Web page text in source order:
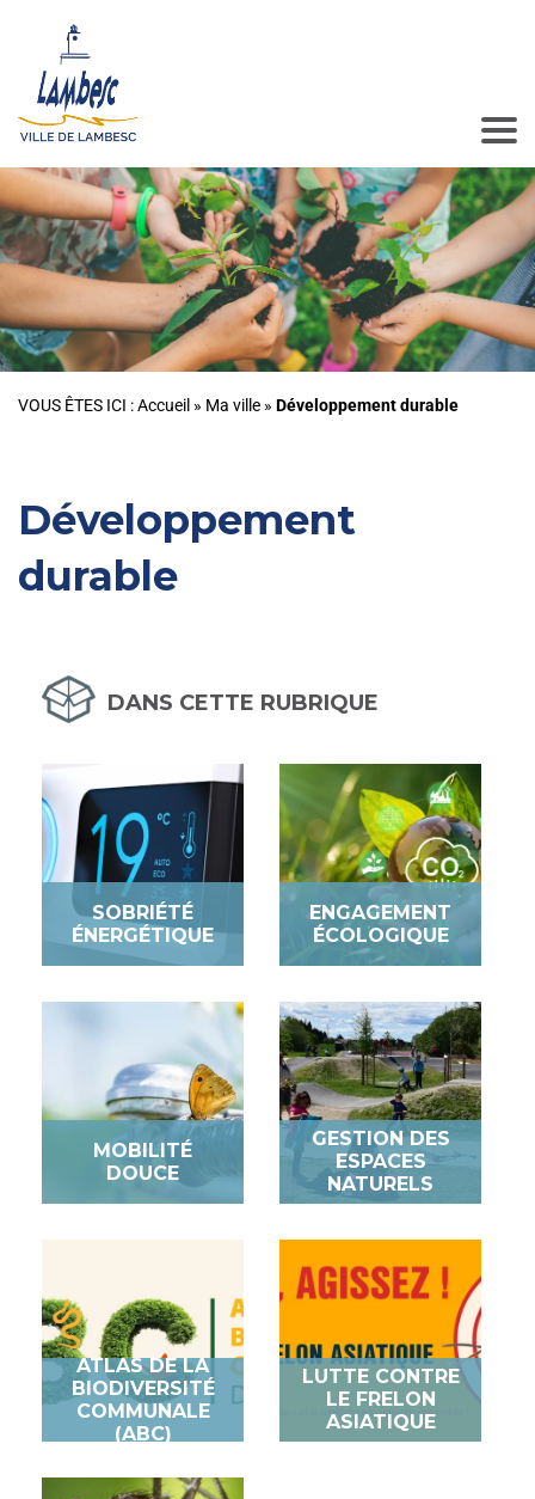
VOUS ÊTES ICI :Accueil » Ma ville » Développement durable
Développement
durable
DANS CETTE RUBRIQUE
SOBRIÉTÉ
ÉNERGÉTIQUE
ENGAGEMENT
ÉCOLOGIQUE
MOBILITÉ
DOUCE
GESTION DES
ESPACES
NATURELS
ATLAS DE LA
BIODIVERSITÉ
COMMUNALE
(ABC)
LUTTE CONTRE
LE FRELON
ASIATIQUE